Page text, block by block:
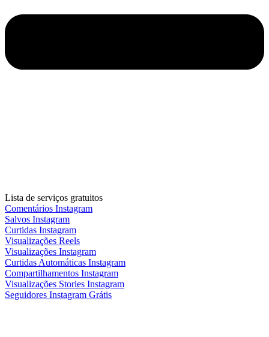
Lista de serviços gratuitos
Comentários Instagram
Salvos Instagram
Curtidas Instagram
Visualizações Reels
Visualizações Instagram
Curtidas Automáticas Instagram
Compartilhamentos Instagram
Visualizações Stories Instagram
Seguidores Instagram Grátis